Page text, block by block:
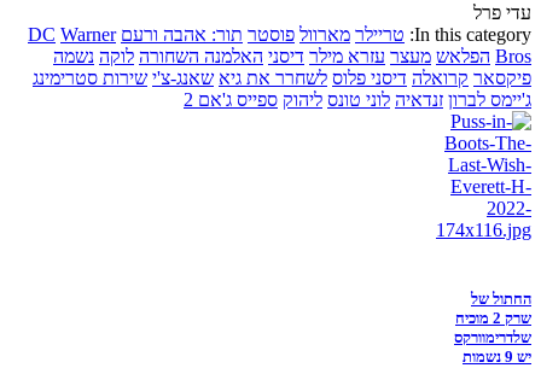
עדי פרל
In this category: טריילר מארוול פוסטר תור: אהבה ורעם DC Warner
Bros הפלאש מעצר עזרא מילר דיסני האלמנה השחורה לוקה נשמה
פיקסאר קרואלה דיסני פלוס לשחרר את גיא שאנג-צ'י שירות סטרימינג
ג'יימס לברון זנדאיה לוני טונס ליהוק ספייס ג'אם 2
החתול של
שרק 2 מוכיח
שלדרימוורקס
יש 9 נשמות